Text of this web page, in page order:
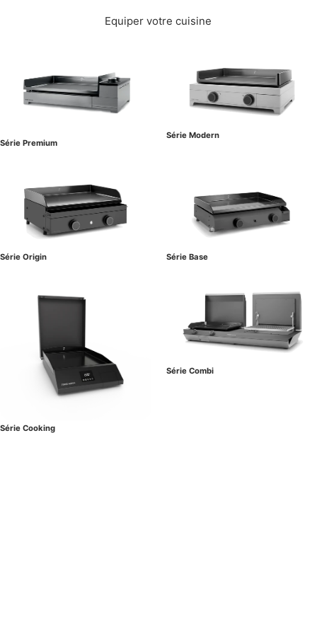
Equiper votre cuisine
Série Premium
Série Modern
Série Origin Série Base
Série Cooking
Série Combi